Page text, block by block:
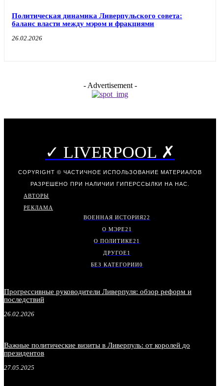
Политическая динамика Ливерпульского совета:
баланс власти между мэром и фракциями
26.02.2026
- Advertisement -
✓ LIVERPOOL ✗
COPYRIGHT © ЧАСТИЧНОЕ ИСПОЛЬЗОВАНИЕ МАТЕРИАЛОВ
РАЗРЕШЕНО ПРИ НАЛИЧИИ ГИПЕРССЫЛКИ НА НАС.
АВТОРЫ
РЕКЛАМА
ВОЕННАЯ ИСТОРИЯ22
О МЭРЕ21
О ПОЛИТИКЕ21
ДРУГОЕ1
БЕЗ КАТЕГОРИИ0
Прогрессивные руководители Ливерпуля: обзор реформ и
последствий
26.02.2026
Важные политические визиты в Ливерпуль: от королей до
президентов
27.05.2025